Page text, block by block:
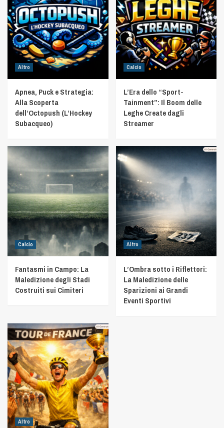
Altro
Apnea, Puck e Strategia:
Alla Scoperta
dell’Octopush (L’Hockey
Subacqueo)
Calcio
L’Era dello “Sport-
Tainment”: Il Boom delle
Leghe Create dagli
Streamer
Calcio
Fantasmi in Campo: La
Maledizione degli Stadi
Costruiti sui Cimiteri
Altro
L’Ombra sotto i Riflettori:
La Maledizione delle
Sparizioni ai Grandi
Eventi Sportivi
Altro